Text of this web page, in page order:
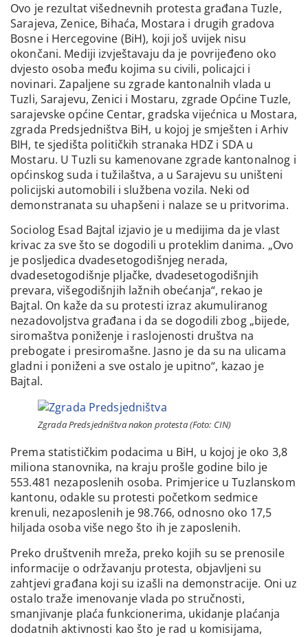
Ovo je rezultat višednevnih protesta građana Tuzle,
Sarajeva, Zenice, Bihaća, Mostara i drugih gradova
Bosne i Hercegovine (BiH), koji još uvijek nisu
okončani. Mediji izvještavaju da je povrijeđeno oko
dvjesto osoba među kojima su civili, policajci i
novinari. Zapaljene su zgrade kantonalnih vlada u
Tuzli, Sarajevu, Zenici i Mostaru, zgrade Općine Tuzle,
sarajevske općine Centar, gradska vijećnica u Mostara,
zgrada Predsjedništva BiH, u kojoj je smješten i Arhiv
BIH, te sjedišta političkih stranaka HDZ i SDA u
Mostaru. U Tuzli su kamenovane zgrade kantonalnog i
općinskog suda i tužilaštva, a u Sarajevu su uništeni
policijski automobili i službena vozila. Neki od
demonstranata su uhapšeni i nalaze se u pritvorima.
Sociolog Esad Bajtal izjavio je u medijima da je vlast
krivac za sve što se dogodili u proteklim danima. „Ovo
je posljedica dvadesetogodišnjeg nerada,
dvadesetogodišnje pljačke, dvadesetogodišnjih
prevara, višegodišnjih lažnih obećanja“, rekao je
Bajtal. On kaže da su protesti izraz akumuliranog
nezadovoljstva građana i da se dogodili zbog „bijede,
siromaštva poniženje i raslojenosti društva na
prebogate i presiromašne. Jasno je da su na ulicama
gladni i poniženi a sve ostalo je upitno“, kazao je
Bajtal.
Zgrada Predsjedništva nakon protesta (Foto: CIN)
Prema statističkim podacima u BiH, u kojoj je oko 3,8
miliona stanovnika, na kraju prošle godine bilo je
553.481 nezaposlenih osoba. Primjerice u Tuzlanskom
kantonu, odakle su protesti početkom sedmice
krenuli, nezaposlenih je 98.766, odnosno oko 17,5
hiljada osoba više nego što ih je zaposlenih.
Preko društvenih mreža, preko kojih su se prenosile
informacije o održavanju protesta, objavljeni su
zahtjevi građana koji su izašli na demonstracije. Oni uz
ostalo traže imenovanje vlada po stručnosti,
smanjivanje plaća funkcionerima, ukidanje plaćanja
dodatnih aktivnosti kao što je rad u komisijama,